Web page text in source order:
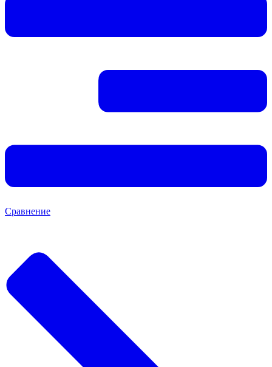
Сравнение